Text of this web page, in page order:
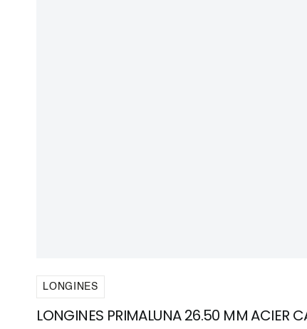
LONGINES
LONGINES PRIMALUNA 26.50 MM ACIER